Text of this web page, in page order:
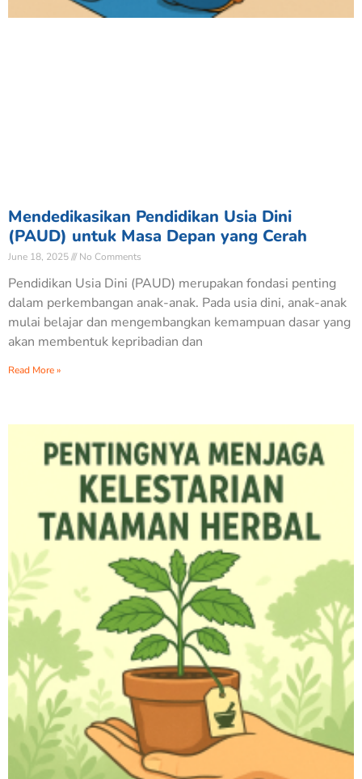
Mendedikasikan Pendidikan Usia Dini
(PAUD) untuk Masa Depan yang Cerah
June 18, 2025 No Comments
Pendidikan Usia Dini (PAUD) merupakan fondasi penting
dalam perkembangan anak-anak. Pada usia dini, anak-anak
mulai belajar dan mengembangkan kemampuan dasar yang
akan membentuk kepribadian dan
Read More »